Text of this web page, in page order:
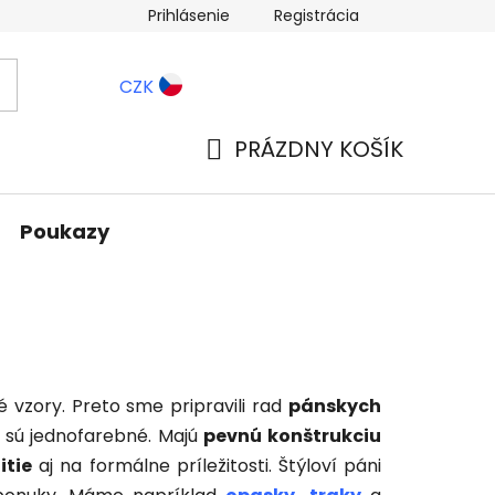
Blog
Prihlásenie Registrácia
CZK
PRÁZDNY KOŠÍK
Poukazy
vzory. Preto sme pripravili rad pánskych
jednofarebné. Majú pevnú konštrukciu
aj na formálne príležitosti. Štýloví páni